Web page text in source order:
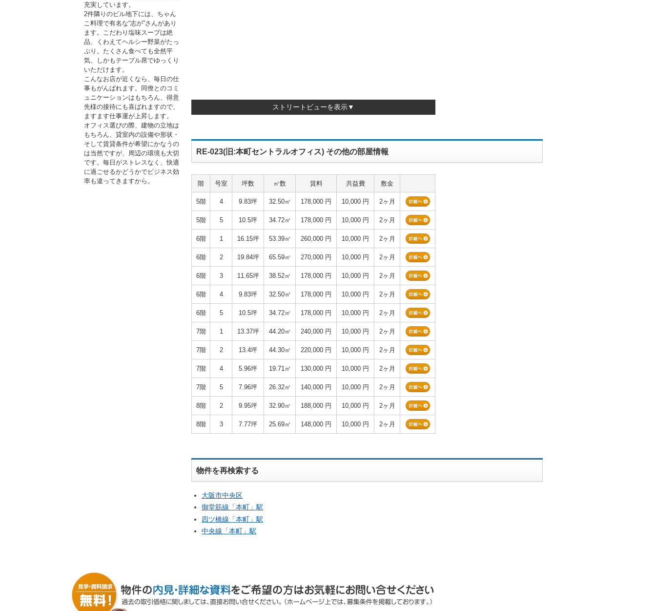
充実しています。
2件隣りのビル地下には、ちゃん
こ料理で有名な“志が”さんがあり
ます。こだわり塩味スープは絶
品、くわえてヘルシー野菜がたっ
ぷり。たくさん食べても全然平
気、しかもテーブル席でゆっくり
いただけます。
こんなお店が近くなら、毎日の仕
事もがんばれます。同僚とのコミ
ュニケーションはもちろん、得意
先様の接待にも喜ばれますので、
ますます仕事運が上昇します。
オフィス選びの際、建物の立地は
もちろん、貸室内の設備や形状・
そして賃貸条件が希望にかなうの
は当然ですが、周辺の環境も大切
です。毎日がストレスなく、快適
に過ごせるかどうかでビジネス効
率も違ってきますから。
ストリートビューを表示▼
RE-023(旧:本町セントラルオフィス) その他の部屋情報
階 号室 坪数 ㎡数 賃料 共益費 敷金
5階 4 9.83坪 32.50㎡ 178,000 円 10,000 円 2ヶ月
5階 5 10.5坪 34.72㎡ 178,000 円 10,000 円 2ヶ月
6階 1 16.15坪 53.39㎡ 260,000 円 10,000 円 2ヶ月
6階 2 19.84坪 65.59㎡ 270,000 円 10,000 円 2ヶ月
6階 3 11.65坪 38.52㎡ 178,000 円 10,000 円 2ヶ月
6階 4 9.83坪 32.50㎡ 178,000 円 10,000 円 2ヶ月
6階 5 10.5坪 34.72㎡ 178,000 円 10,000 円 2ヶ月
7階 1 13.37坪 44.20㎡ 240,000 円 10,000 円 2ヶ月
7階 2 13.4坪 44.30㎡ 220,000 円 10,000 円 2ヶ月
7階 4 5.96坪 19.71㎡ 130,000 円 10,000 円 2ヶ月
7階 5 7.96坪 26.32㎡ 140,000 円 10,000 円 2ヶ月
8階 2 9.95坪 32.90㎡ 188,000 円 10,000 円 2ヶ月
8階 3 7.77坪 25.69㎡ 148,000 円 10,000 円 2ヶ月
物件を再検索する
大阪市中央区
御堂筋線「本町 」駅
四ツ橋線「本町 」駅
中央線「本町 」駅